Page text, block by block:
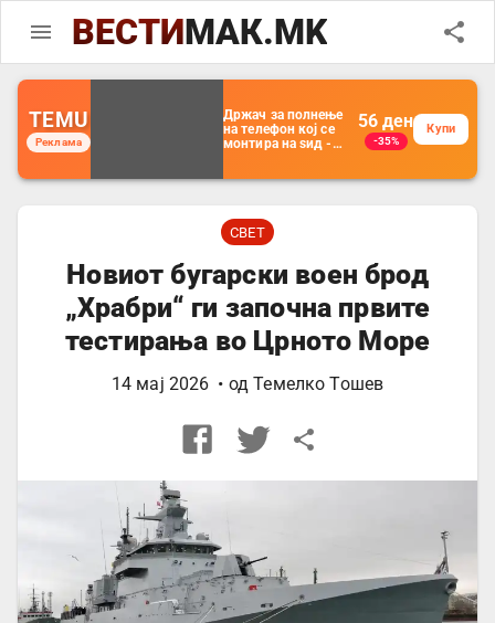
ВЕСТИМАК.MK
TEMU
Реклама
Држач за полнење
на телефон кој се
монтира на ѕид -
организатор за
далечински
управувач
56 ден
-35%
Купи
СВЕТ
Новиот бугарски воен брод
„Храбри“ ги започна првите
тестирања во Црното Море
14 мај 2026 • одТемелко Тошев